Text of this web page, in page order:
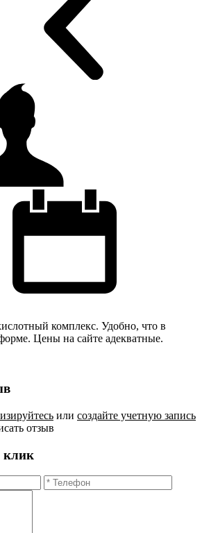
комплекс. Удобно, что в
Цены на сайте адекватные.
или создайте учетную запись
отзыв
клик